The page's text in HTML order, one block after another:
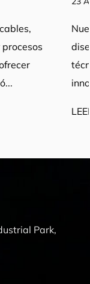
de
por una sólida
nos permite
excepcion...
Park,